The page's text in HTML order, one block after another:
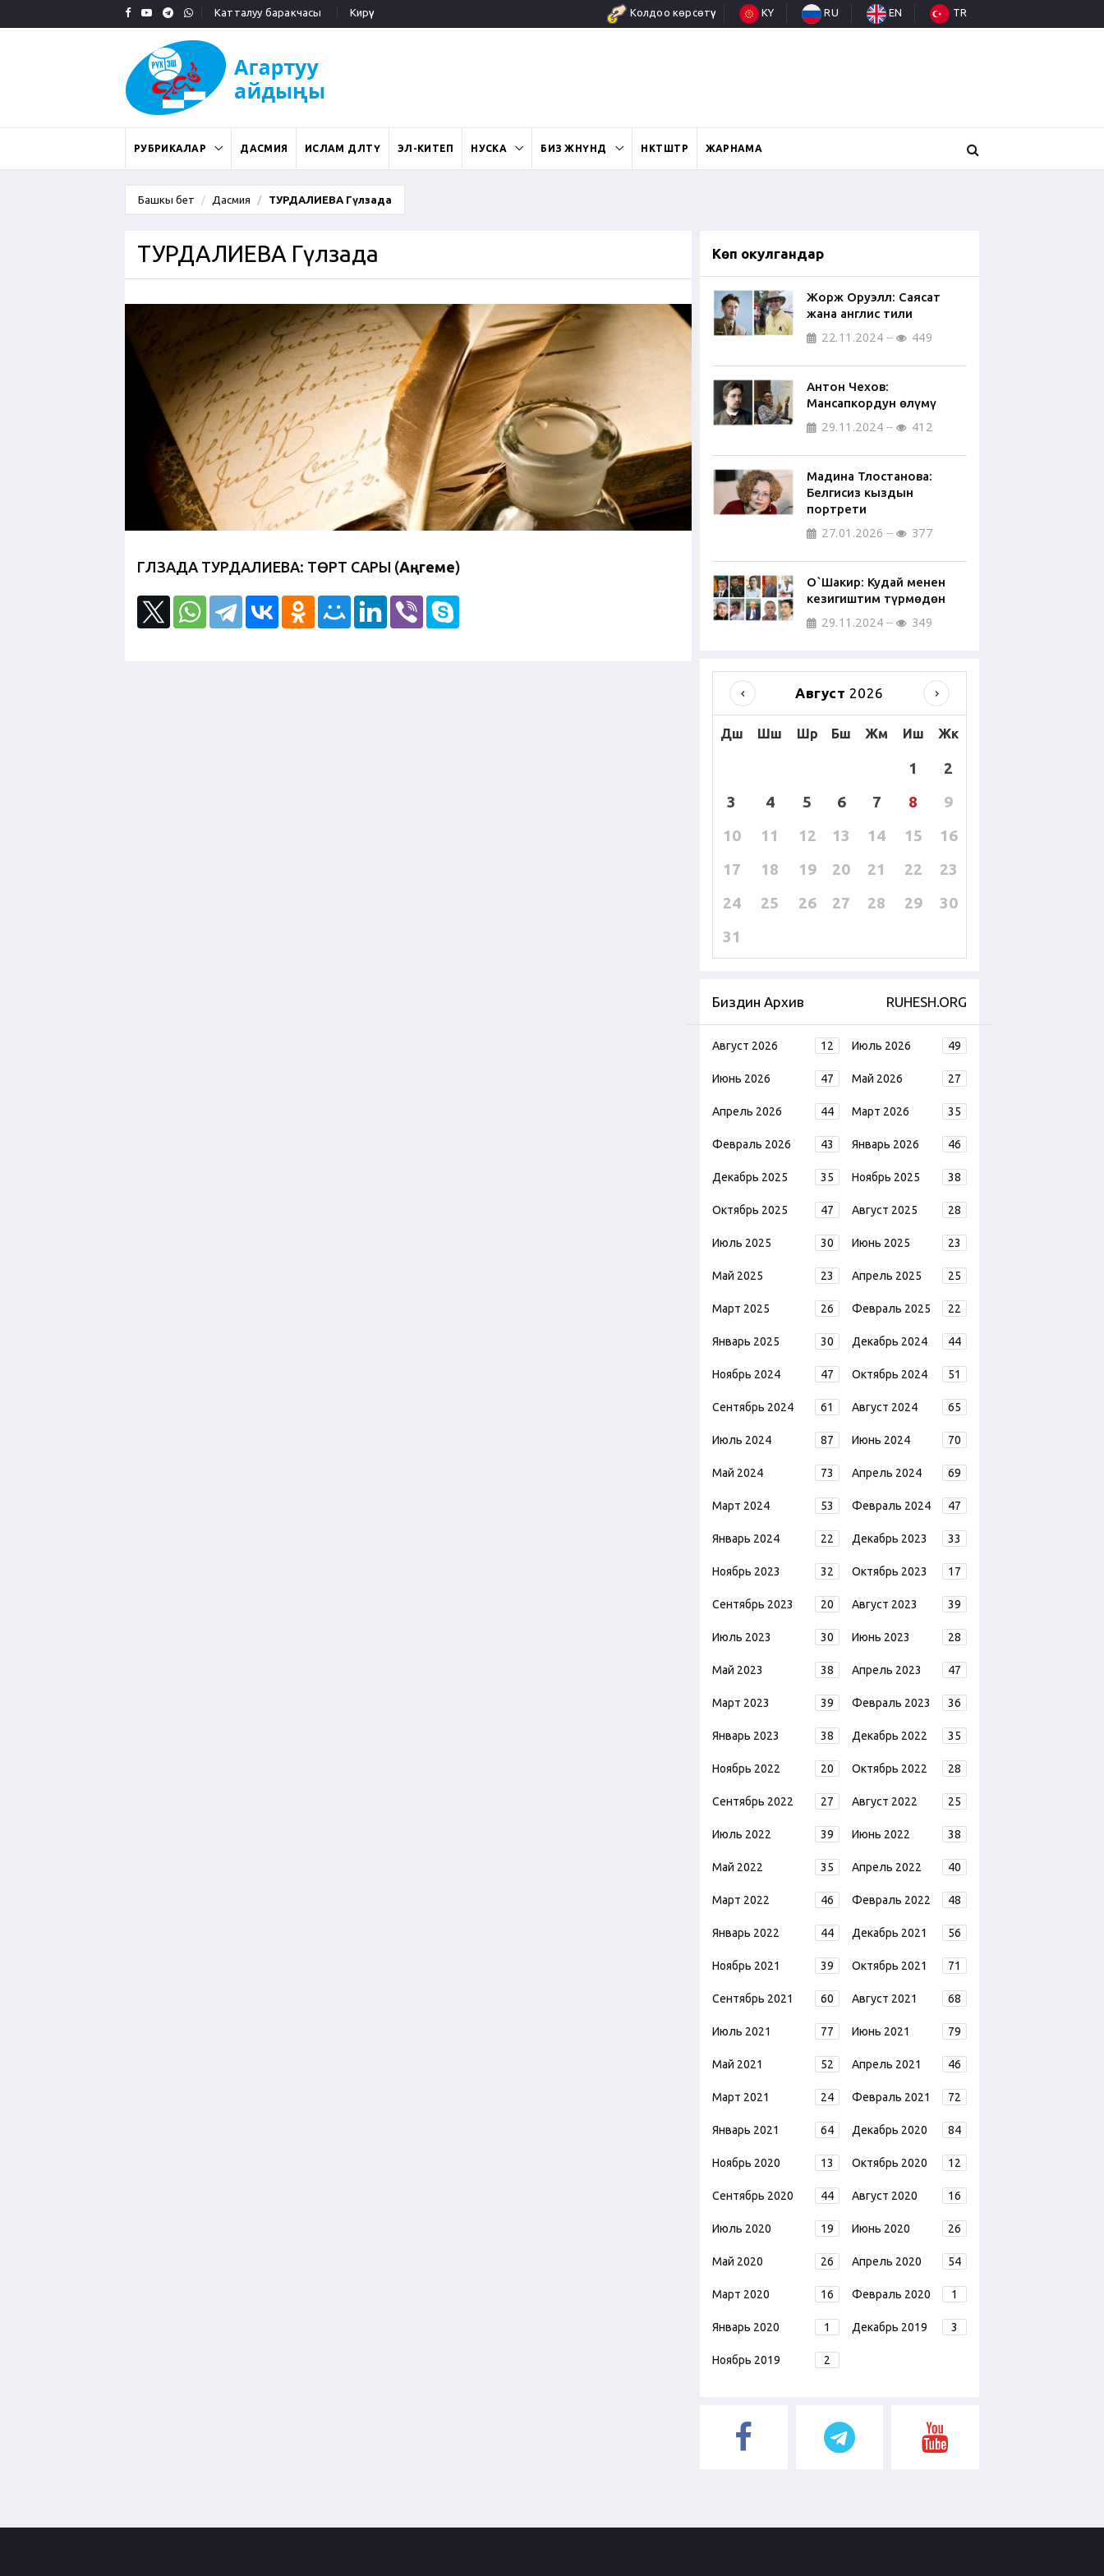
Катталуу баракчасы Кирүү Колдоо көрсөтүү KY RU EN TR
РУБРИКАЛАР ДАСМИЯ ИСЛАМ ДӨӨЛӨТҮ ЭЛ-КИТЕП НУСКА БИЗ ЖӨНҮНДӨ ӨНӨКТӨШТӨР ЖАРНАМА
Башкы бет Дасмия ТУРДАЛИЕВА Гүлзада
ТУРДАЛИЕВА Гүлзада
ГҮЛЗАДА ТУРДАЛИЕВА: ТӨРТ САРЫ (Аңгеме)
Көп окулгандар
Жорж Оруэлл: Саясат
жана англис тили
22.11.2024 449
Антон Чехов:
Мансапкордун өлүмү
29.11.2024 412
Мадина Тлостанова:
Белгисиз кыздын
портрети
27.01.2026 377
О`Шакир: Кудай менен
кезигиштим түрмөдөн
29.11.2024 349
Август 2026
Дш Шш Шр Бш Жм Иш Жк
1
2
3
4 5 6 7 8
9
10
11 12 13 14 15
16
17
18 19 20 21 22
23
24
25 26 27 28 29
30
31
Биздин Архив RUHESH.ORG
Август 2026 12 Июль 2026 49
Июнь 2026 47 Май 2026 27
Апрель 2026 44 Март 2026 35
Февраль 2026 43 Январь 2026 46
Декабрь 2025 35 Ноябрь 2025 38
Октябрь 2025 47 Август 2025 28
Июль 2025 30 Июнь 2025 23
Май 2025 23 Апрель 2025 25
Март 2025 26 Февраль 2025 22
Январь 2025 30 Декабрь 2024 44
Ноябрь 2024 47 Октябрь 2024 51
Сентябрь 2024 61 Август 2024 65
Июль 2024 87 Июнь 2024 70
Май 2024 73 Апрель 2024 69
Март 2024 53 Февраль 2024 47
Январь 2024 22 Декабрь 2023 33
Ноябрь 2023 32 Октябрь 2023 17
Сентябрь 2023 20 Август 2023 39
Июль 2023 30 Июнь 2023 28
Май 2023 38 Апрель 2023 47
Март 2023 39 Февраль 2023 36
Январь 2023 38 Декабрь 2022 35
Ноябрь 2022 20 Октябрь 2022 28
Сентябрь 2022 27 Август 2022 25
Июль 2022 39 Июнь 2022 38
Май 2022 35 Апрель 2022 40
Март 2022 46 Февраль 2022 48
Январь 2022 44 Декабрь 2021 56
Ноябрь 2021 39 Октябрь 2021 71
Сентябрь 2021 60 Август 2021 68
Июль 2021 77 Июнь 2021 79
Май 2021 52 Апрель 2021 46
Март 2021 24 Февраль 2021 72
Январь 2021 64 Декабрь 2020 84
Ноябрь 2020 13 Октябрь 2020 12
Сентябрь 2020 44 Август 2020 16
Июль 2020 19 Июнь 2020 26
Май 2020 26 Апрель 2020 54
Март 2020 16 Февраль 2020 1
Январь 2020 1 Декабрь 2019 3
Ноябрь 2019 2